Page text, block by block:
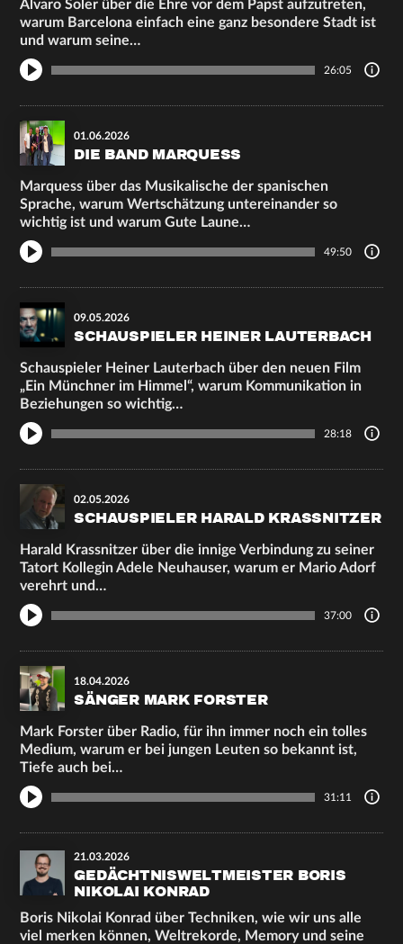
Alvaro Soler über die Ehre vor dem Papst aufzutreten,
warum Barcelona einfach eine ganz besondere Stadt ist
und warum seine…
26:05
01.06.2026
DIE BAND MARQUESS
Marquess über das Musikalische der spanischen
Sprache, warum Wertschätzung untereinander so
wichtig ist und warum Gute Laune…
49:50
09.05.2026
SCHAUSPIELER HEINER LAUTERBACH
Schauspieler Heiner Lauterbach über den neuen Film
„Ein Münchner im Himmel“, warum Kommunikation in
Beziehungen so wichtig…
28:18
02.05.2026
SCHAUSPIELER HARALD KRASSNITZER
Harald Krassnitzer über die innige Verbindung zu seiner
Tatort Kollegin Adele Neuhauser, warum er Mario Adorf
verehrt und…
37:00
18.04.2026
SÄNGER MARK FORSTER
Mark Forster über Radio, für ihn immer noch ein tolles
Medium, warum er bei jungen Leuten so bekannt ist,
Tiefe auch bei…
31:11
21.03.2026
GEDÄCHTNISWELTMEISTER BORIS
NIKOLAI KONRAD
Boris Nikolai Konrad über Techniken, wie wir uns alle
viel merken können, Weltrekorde, Memory und seine